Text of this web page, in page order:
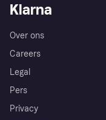
Klarna
Over ons
Careers
Legal
Pers
Privacy